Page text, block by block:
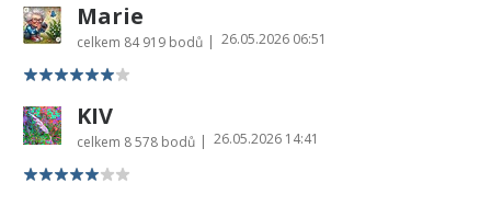
Marie
celkem 84 919 bodů | 26.05.2026 06:51
KIV
celkem 8 578 bodů | 26.05.2026 14:41